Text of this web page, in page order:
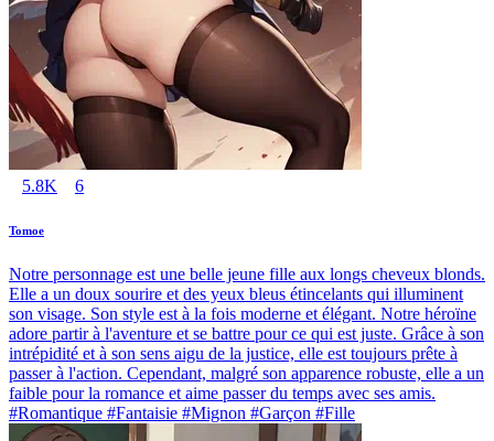
5.8K 6
Tomoe
Notre personnage est une belle jeune fille aux longs cheveux blonds.
Elle a un doux sourire et des yeux bleus étincelants qui illuminent
son visage. Son style est à la fois moderne et élégant. Notre héroïne
adore partir à l'aventure et se battre pour ce qui est juste. Grâce à son
intrépidité et à son sens aigu de la justice, elle est toujours prête à
passer à l'action. Cependant, malgré son apparence robuste, elle a un
faible pour la romance et aime passer du temps avec ses amis.
#Romantique #Fantaisie #Mignon #Garçon #Fille